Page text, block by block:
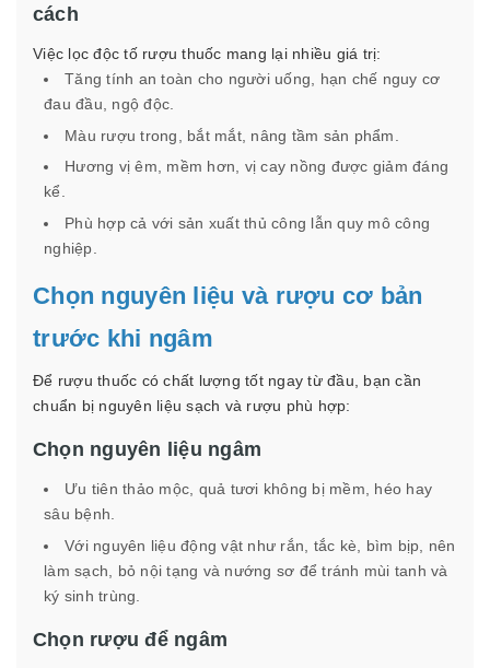
cách
Việc lọc độc tố rượu thuốc mang lại nhiều giá trị:
Tăng tính an toàn cho người uống, hạn chế nguy cơ
đau đầu, ngộ độc.
Màu rượu trong, bắt mắt, nâng tầm sản phẩm.
Hương vị êm, mềm hơn, vị cay nồng được giảm đáng
kể.
Phù hợp cả với sản xuất thủ công lẫn quy mô công
nghiệp.
Chọn nguyên liệu và rượu cơ bản
trước khi ngâm
Để rượu thuốc có chất lượng tốt ngay từ đầu, bạn cần
chuẩn bị nguyên liệu sạch và rượu phù hợp:
Chọn nguyên liệu ngâm
Ưu tiên thảo mộc, quả tươi không bị mềm, héo hay
sâu bệnh.
Với nguyên liệu động vật như rắn, tắc kè, bìm bịp, nên
làm sạch, bỏ nội tạng và nướng sơ để tránh mùi tanh và
ký sinh trùng.
Chọn rượu để ngâm